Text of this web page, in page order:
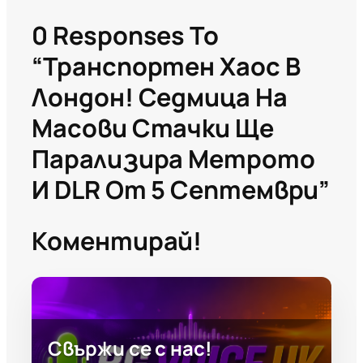
0 Responses To
“Транспортен Хаос В
Лондон! Седмица На
Масови Стачки Ще
Парализира Метрото
И DLR От 5 Септември”
Коментирай!
Свържи се с нас!